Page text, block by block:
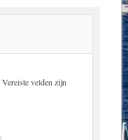
Vereiste velden zijn